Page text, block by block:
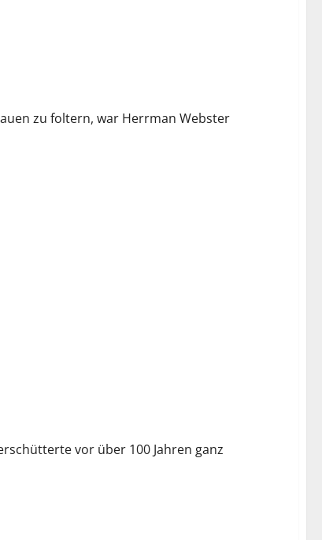
zu foltern, war Herrman Webster
vor über 100 Jahren ganz